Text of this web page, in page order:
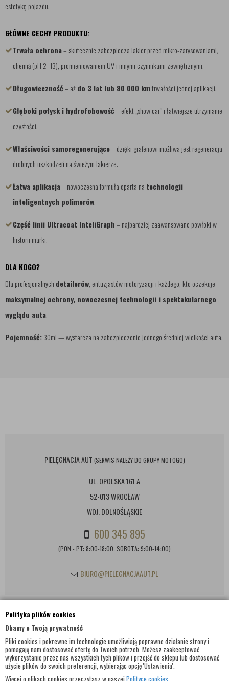
Polityka plików cookies
Dbamy o Twoją prywatność
Pliki cookies i pokrewne im technologie umożliwiają poprawne działanie strony i
pomagają nam dostosować ofertę do Twoich potrzeb. Możesz zaakceptować
wykorzystanie przez nas wszystkich tych plików i przejść do sklepu lub dostosować
użycie plików do swoich preferencji, wybierając opcję 'Ustawienia'.
Więcej o plikach cookies przeczytasz w naszej Polityce cookies
estetykę pojazdu.
GŁÓWNE CECHY PRODUKTU:
Trwała ochrona– skutecznie zabezpiecza lakier przed mikro-zarysowaniami,
chemią (pH 2–13), promieniowaniem UV i innymi czynnikami zewnętrznymi.
Długowieczność– ażdo 3 lat lub 80 000 kmtrwałości jednej aplikacji.
Głęboki połysk i hydrofobowość– efekt „show car” i łatwiejsze utrzymanie
czystości.
Właściwości samoregenerujące– dzięki grafenowi możliwa jest regeneracja
drobnych uszkodzeń na świeżym lakierze.
Łatwa aplikacja– nowoczesna formuła oparta na technologii
inteligentnych polimerów.
Część linii Ultracoat InteliGraph– najbardziej zaawansowane powłoki w
historii marki.
DLA KOGO?
Dla profesjonalnych detailerów , entuzjastów motoryzacji i każdego, kto oczekuje
maksymalnej ochrony, nowoczesnej technologii i spektakularnego
wyglądu auta.
Pojemność:30ml — wystarcza na zabezpieczenie jednego średniej wielkości auta.
PIELĘGNACJA AUT (SERWIS NALEŻY DO GRUPY MOTOGO)
UL. OPOLSKA 161 A
52-013 WROCŁAW
WOJ. DOLNOŚLĄSKIE
600 345 895
(PON - PT: 8:00-18:00; SOBOTA: 9:00-14:00)
BIURO@PIELEGNACJAAUT.PL
INFORMACJE KONTAKTOWE